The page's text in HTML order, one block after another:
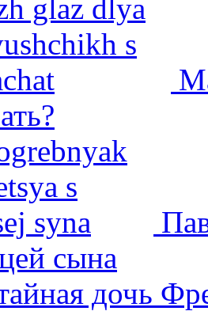
сына
дочь